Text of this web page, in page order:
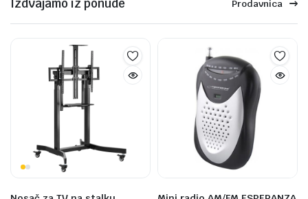
Izdvajamo iz ponude Prodavnica